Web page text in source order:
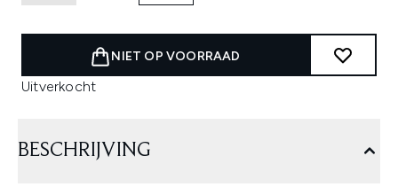
NIET OP VOORRAAD
Uitverkocht
BESCHRIJVING